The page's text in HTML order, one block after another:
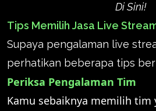
Di Sini!
Tips Memilih Jasa Live
Supaya pengalaman live
perhatikan beberapa tips
Periksa Pengalaman Tim
Kamu sebaiknya memilih tim